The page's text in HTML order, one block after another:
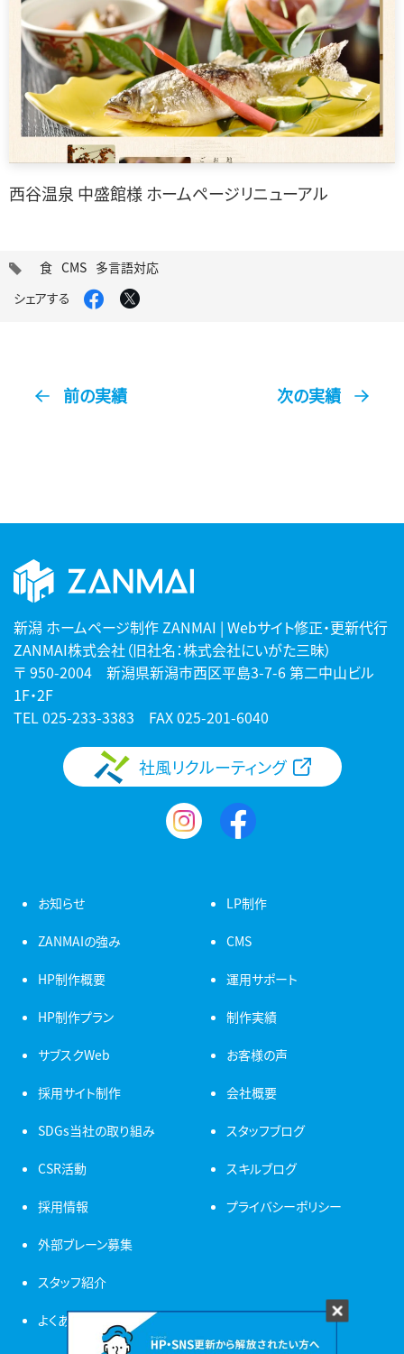
西谷温泉 中盛館様 ホームページリニューアル
タ
食 CMS 多言語対応
シェアする
Facebook
で
X
前の実績 次の実績
新潟 ホームページ制作 ZANMAI | Webサイト修正・更新代行
ZANMAI株式会社（旧社名：株式会社にいがた三昧）
〒 950-2004 新潟県新潟市西区平島3-7-6 第二中山ビル
1F・2F
TEL 025-233-3383 FAX 025-201-6040
社風リクルーティング
お知らせ
ZANMAIの強み
HP制作概要
HP制作プラン
サブスクWeb
採用サイト制作
LP制作
CMS
運用サポート
制作実績
お客様の声
会社概要
SDGs当社の取り組み
CSR活動
採用情報
外部ブレーン募集
スタッフ紹介
よくある質問
スタッフブログ
スキルブログ
プライバシーポリシー